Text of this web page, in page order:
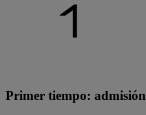
Primer tiempo: admisión